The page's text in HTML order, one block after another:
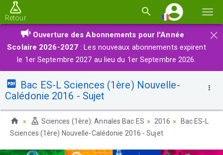
la
Retour
×
Ouverture des Abonnements pour l'Année
Scolaire 2026-2027 : Les nouveaux abonnements expirent
le 1er Septembre 2027 au lieu du 1er Septembre 2026.
Bac ES-L Sciences (1ère) Nouvelle-
Calédonie 2016 - Sujet
Sciences (1ère): Annales Bac ES 2016
Bac ES-L
Sciences (1ère) Nouvelle-Calédonie 2016 - Sujet